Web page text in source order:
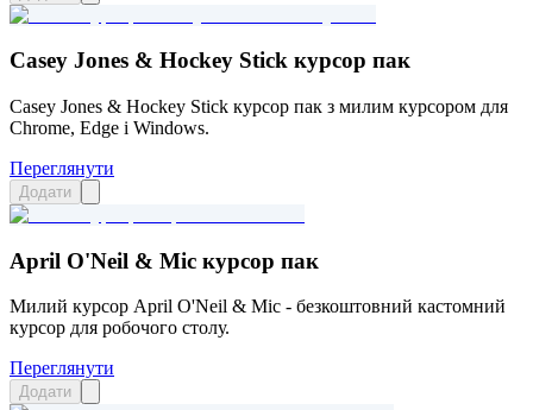
Casey Jones & Hockey Stick курсор пак
Casey Jones & Hockey Stick курсор пак з милим курсором для
Chrome, Edge і Windows.
Переглянути
Додати
April O'Neil & Mic курсор пак
Милий курсор April O'Neil & Mic - безкоштовний кастомний
курсор для робочого столу.
Переглянути
Додати